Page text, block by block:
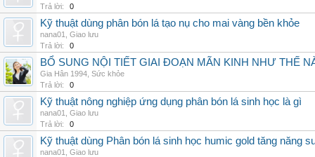
Trả lời:
0
Kỹ thuật dùng phân bón lá tạo nụ cho mai vàng bền khỏe
nana01
Giao lưu
Trả lời:
0
BỔ SUNG NỘI TIẾT GIAI ĐOẠN MÃN KINH NHƯ THẾ
Gia Hân 1994 Sức khỏe
Trả lời:
0
Kỹ thuật nông nghiệp ứng dụng phân bón lá sinh học là gì
nana01
Giao lưu
Trả lời:
0
Kỹ thuật dùng Phân bón lá sinh học humic gold tăng năng
nana01
Giao lưu